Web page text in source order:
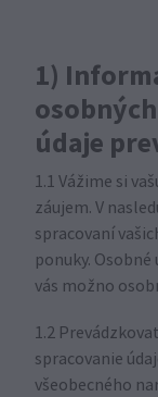
1)
údaje
1.1 Vážime si
záujem. V
spracovaní
ponuky.
vás možno
1.2
spracovanie
všeobecného